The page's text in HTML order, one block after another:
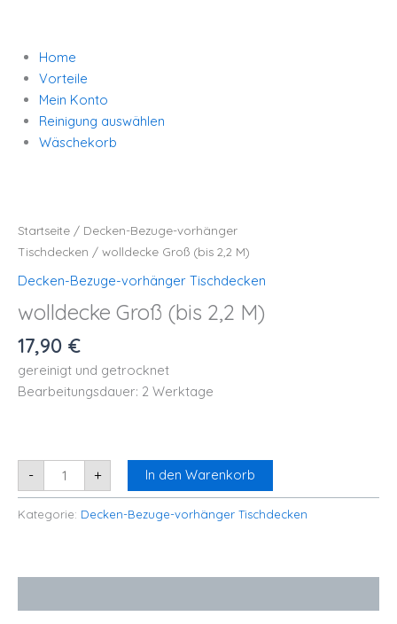
Home
Vorteile
Mein Konto
Reinigung auswählen
Wäschekorb
Startseite / Decken-Bezuge-vorhänger
Tischdecken / wolldecke Groß (bis 2,2 M)
Decken-Bezuge-vorhänger Tischdecken
wolldecke Groß (bis 2,2 M)
17,90 €
gereinigt und getrocknet
Bearbeitungsdauer: 2 Werktage
-
M)
Menge
+ In den Warenkorb
Kategorie: Decken-Bezuge-vorhänger Tischdecken